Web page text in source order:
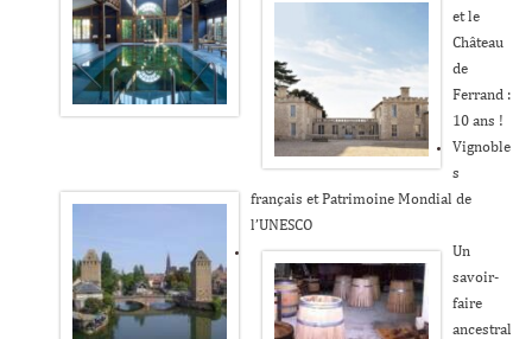
et le
Château
de
Ferrand :
10 ans !
Vignoble
s
français et Patrimoine Mondial de
l’UNESCO
Un
savoir-
faire
ancestral